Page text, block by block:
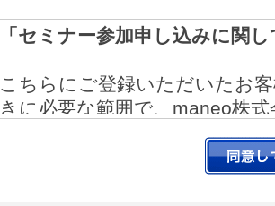
「セミナー参加申し込みに関
こちらにご登録いただいたお
きに必要な範囲で、maneo株
社が利用させていただきます。